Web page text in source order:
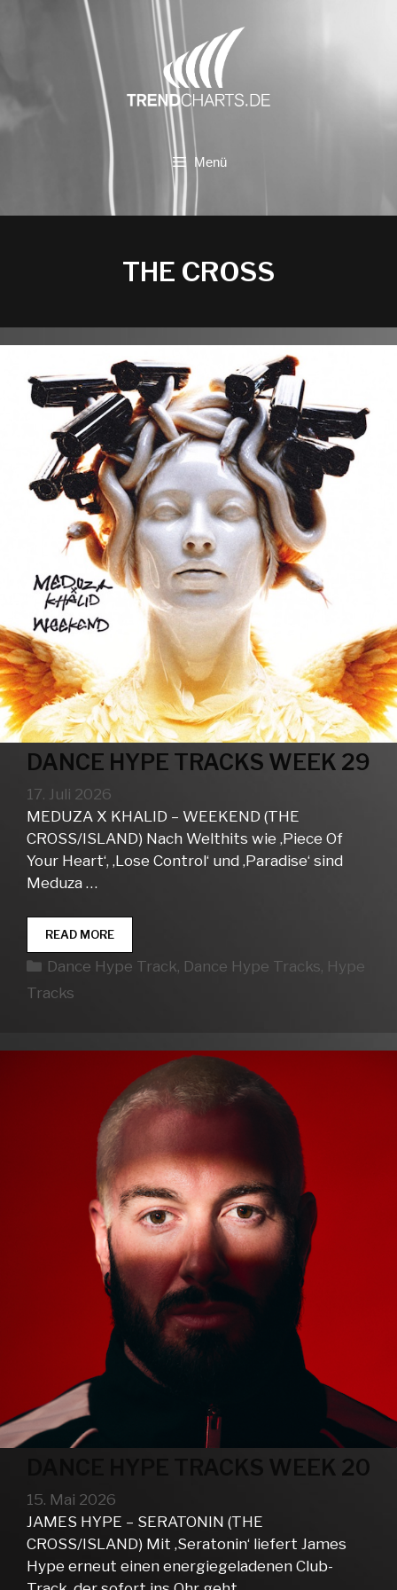
Menü
THE CROSS
DANCE HYPE TRACKS WEEK 29
17. Juli 2026
MEDUZA X KHALID – WEEKEND (THE
CROSS/ISLAND) Nach Welthits wie ‚Piece Of
Your Heart‘, ‚Lose Control‘ und ‚Paradise‘ sind
Meduza …
READ MOREDANCE
HYPE
TRACKS
Kategorien
Dance Hype Track, Dance Hype Tracks, Hype
Tracks
DANCE HYPE TRACKS WEEK 20
15. Mai 2026
JAMES HYPE – SERATONIN (THE
CROSS/ISLAND) Mit ‚Seratonin‘ liefert James
Hype erneut einen energiegeladenen Club-